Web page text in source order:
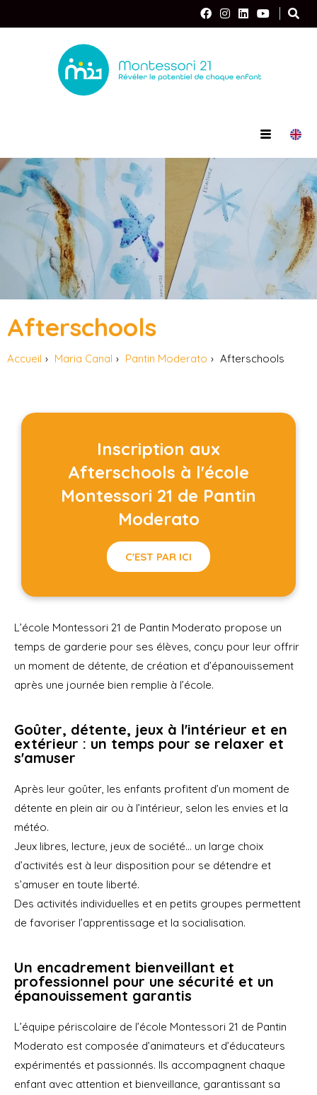
Afterschools
Accueil Maria Canal Pantin Moderato Afterschools
Inscription aux
Afterschools à l'école
Montessori 21 de Pantin
Moderato
C'EST PAR ICI
L’école Montessori 21 de Pantin Moderato propose un
temps de garderie pour ses élèves, conçu pour leur offrir
un moment de détente, de création et d’épanouissement
après une journée bien remplie à l’école.
Goûter, détente, jeux à l'intérieur et en
extérieur : un temps pour se relaxer et
s'amuser
Après leur goûter, les enfants profitent d’un moment de
détente en plein air ou à l’intérieur, selon les envies et la
météo.
Jeux libres, lecture, jeux de société… un large choix
d’activités est à leur disposition pour se détendre et
s’amuser en toute liberté.
Des activités individuelles et en petits groupes permettent
de favoriser l’apprentissage et la socialisation.
Un encadrement bienveillant et
professionnel pour une sécurité et un
épanouissement garantis
L’équipe périscolaire de l’école Montessori 21 de Pantin
Moderato est composée d’animateurs et d’éducateurs
expérimentés et passionnés. Ils accompagnent chaque
enfant avec attention et bienveillance, garantissant sa